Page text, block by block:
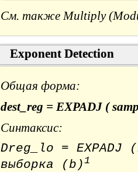
См. также Multiply
Exponent Detection
Общая форма:
dest_reg = EXPADJ (
Синтаксис:
Dreg_lo =
выборка (b)1